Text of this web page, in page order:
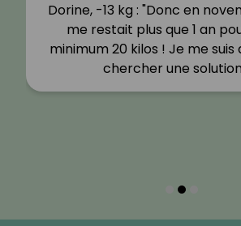
Dorine, -13 kg : "Donc en
me restait plus que 1 an
minimum 20 kilos ! Je me suis
chercher une